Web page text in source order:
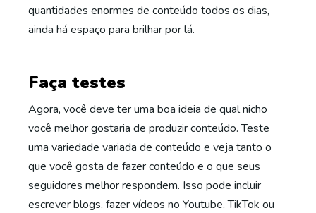
quantidades enormes de conteúdo todos os dias,
ainda há espaço para brilhar por lá.
Faça testes
Agora, você deve ter uma boa ideia de qual nicho
você melhor gostaria de produzir conteúdo. Teste
uma variedade variada de conteúdo e veja tanto o
que você gosta de fazer conteúdo e o que seus
seguidores melhor respondem. Isso pode incluir
escrever blogs, fazer vídeos no Youtube, TikTok ou